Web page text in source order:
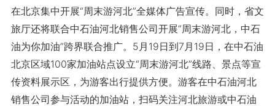
在北京集中开展“周末游河北”全媒体广告宣传。同时，省文
旅厅还将联合中石油河北销售公司开展“周末游河北，中石
油为你加油”跨界联合推广。5月19日到7月19日，在中石油
北京区域100家加油站点设立“周末游河北”线路、景点等宣
传资料展示区，为游客出行提供方便。游客在中石油河北
销售公司参与活动的加油站，扫码关注河北旅游或中石油